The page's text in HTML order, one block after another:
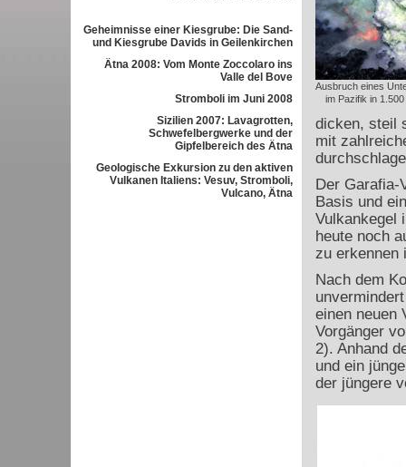
Geheimnisse einer Kiesgrube: Die Sand-
und Kiesgrube Davids in Geilenkirchen
Ätna 2008: Vom Monte Zoccolaro ins
Valle del Bove
Stromboli im Juni 2008
Sizilien 2007: Lavagrotten,
Schwefelbergwerke und der
Gipfelbereich des Ätna
Geologische Exkursion zu den aktiven
Vulkanen Italiens: Vesuv, Stromboli,
Vulcano, Ätna
Ausbruch eines
im Pazifik in
dicken, steil
mit
Der Garafia-
Basis und
Vulkankegel
heute noch
zu erkennen
Nach dem
einen neuen
Vorgänger
2). Anhand
und ein
der jüngere